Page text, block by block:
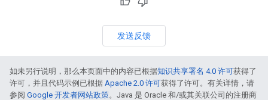
发送反馈
如未另行说明，那么本页面中的内容已根据知识共享署名 4.0 许可获得了
许可，并且代码示例已根据 Apache 2.0 许可获得了许可。有关详情，请
参阅 Google 开发者网站政策。Java 是 Oracle 和/或其关联公司的注册商